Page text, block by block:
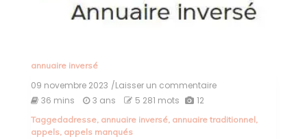
annuaire inversé
09 novembre 2023 /Laisser un commentaireon
inversé
36 mins 3 ans 5 281 mots 12
Taggedadresse, annuaire inversé, annuaire traditionnel,
appels, appels manqués